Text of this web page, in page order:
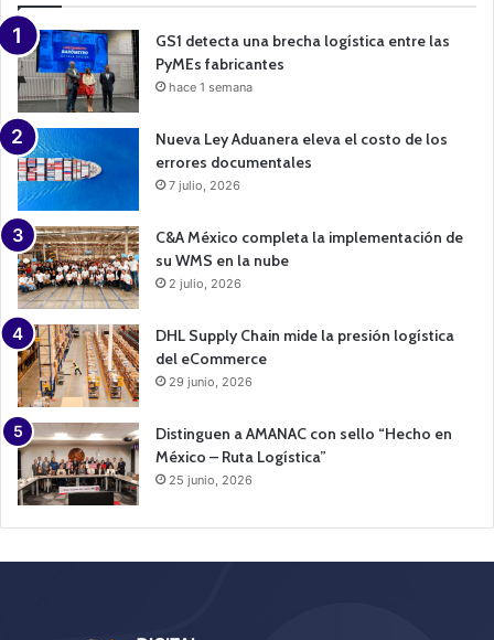
n
GS1 detecta una brecha logística entre las
PyMEs fabricantes
hace 1 semana
Nueva Ley Aduanera eleva el costo de los
errores documentales
7 julio, 2026
C&A México completa la implementación de
su WMS en la nube
2 julio, 2026
DHL Supply Chain mide la presión logística
del eCommerce
29 junio, 2026
Distinguen a AMANAC con sello “Hecho en
México – Ruta Logística”
25 junio, 2026